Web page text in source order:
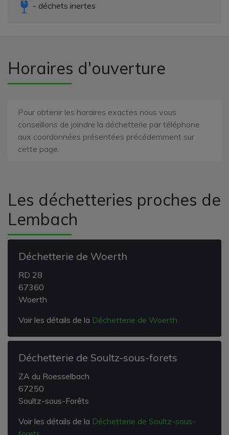
Les déchetteries proches de
Lembach
Déchetterie de Woerth
RD 28
67360
Woerth
Voir les détails de la Déchetterie de Woerth
Déchetterie de Soultz-sous-forets
ZA du Roesselbach
67250
Soultz-sous-Forêts
Voir les détails de la Déchetterie de Soultz-sous-
- déchets inertes
Horaires d'ouverture
Pour obtenir les horaires exactes nous vous
conseillons de joindre la déchetterie par téléphone
aux coordonnées présentées précédemment sur
cette page.